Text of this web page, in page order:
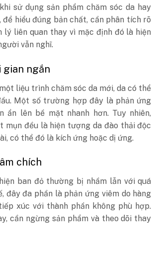
sử dụng sản phẩm chăm sóc da hay
hiểu đúng bản chất, cần phân tích rõ
liên quan thay vì mặc định đó là hiện
vẫn nghĩ.
gian ngắn
liệu trình chăm sóc da mới, da có thể
Một số trường hợp đây là phản ứng
ẩn lên bề mặt nhanh hơn. Tuy nhiên,
mụn đều là hiện tượng da đào thải độc
có thể đó là kích ứng hoặc dị ứng.
chích
ban đỏ thường bị nhầm lẫn với quá
đây đa phần là phản ứng viêm do hàng
xúc với thành phần không phù hợp.
cần ngừng sản phẩm và theo dõi thay